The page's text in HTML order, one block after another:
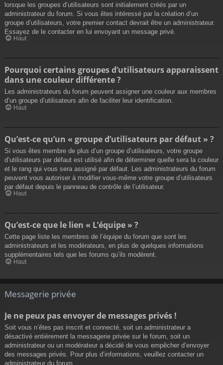
lorsque les groupes d’utilisateurs sont initialement créés par un
administrateur du forum. Si vous êtes intéressé par la création d’un
groupe d’utilisateurs, votre premier contact devrait être un administrateur.
Essayez de le contacter en lui envoyant un message privé.
Haut
Pourquoi certains groupes d’utilisateurs apparaissent
dans une couleur différente ?
Les administrateurs du forum peuvent assigner une couleur aux membres
d’un groupe d’utilisateurs afin de faciliter leur identification.
Haut
Qu’est-ce qu’un « groupe d’utilisateurs par défaut » ?
Si vous êtes membre de plus d’un groupe d’utilisateurs, votre groupe
d’utilisateurs par défaut est utilisé afin de déterminer quelle sera la couleur
et le rang qui vous sera assigné par défaut. Les administrateurs du forum
peuvent vous autoriser à modifier vous-même votre groupe d’utilisateurs
par défaut depuis le panneau de contrôle de l’utilisateur.
Haut
Qu’est-ce que le lien « L’équipe » ?
Cette page liste les membres de l’équipe du forum que sont les
administrateurs et les modérateurs, en plus de quelques informations
supplémentaires tels que les forums qu’ils modèrent.
Haut
Messagerie privée
Je ne peux pas envoyer de messages privés !
Soit vous n’êtes pas inscrit et connecté, soit un administrateur a
désactivé entièrement la messagerie privée sur le forum, soit un
administrateur ou un modérateur a décidé de vous empêcher d’envoyer
des messages privés. Pour plus d’informations, veuillez contacter un
administrateur du forum.